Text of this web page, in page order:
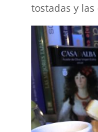
tostadas y